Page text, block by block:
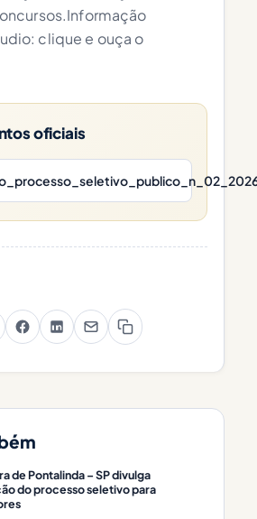
clique e ouça o
oficiais
de Pontalinda – SP divulga
do processo seletivo para